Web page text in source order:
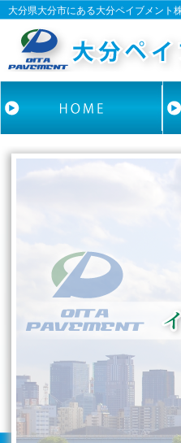
大分県大分市にある大分ペイブメン